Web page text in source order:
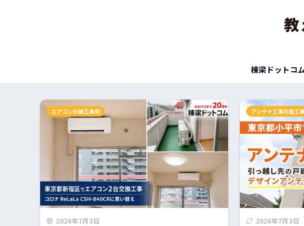
棟梁ドットコ
2026年7月3日
エアコンの施工事例
2026年7月3日
アンテナ工事の施工